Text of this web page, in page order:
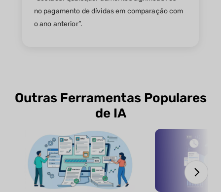
no pagamento de dívidas em comparação com
o ano anterior”.
Outras Ferramentas Populares
de IA